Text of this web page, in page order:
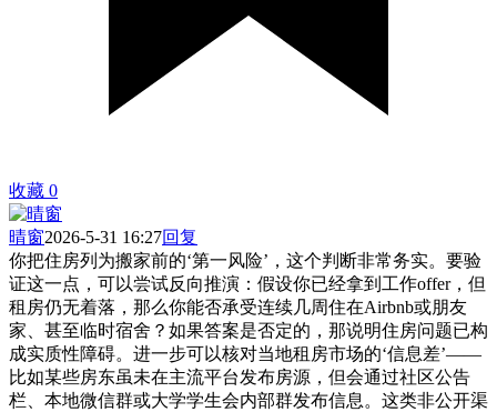
收藏 0
晴窗2026-5-31 16:27回复
你把住房列为搬家前的‘第一风险’，这个判断非常务实。要验
证这一点，可以尝试反向推演：假设你已经拿到工作offer，但
租房仍无着落，那么你能否承受连续几周住在Airbnb或朋友
家、甚至临时宿舍？如果答案是否定的，那说明住房问题已构
成实质性障碍。进一步可以核对当地租房市场的‘信息差’——
比如某些房东虽未在主流平台发布房源，但会通过社区公告
栏、本地微信群或大学学生会内部群发布信息。这类非公开渠